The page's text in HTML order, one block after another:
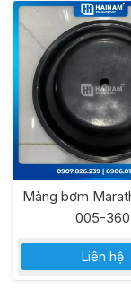
Màng bơm
005-360
Liên hệ